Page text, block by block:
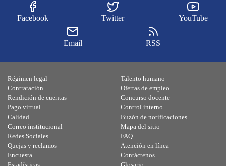
Facebook Twitter YouTube
Email RSS
Régimen legal
Contratación
Rendición de cuentas
Pago virtual
Calidad
Talento humano
Ofertas de empleo
Concurso docente
Control interno
Buzón de notificaciones
Correo institucional
Redes Sociales
Quejas y reclamos
Encuesta
Mapa del sitio
FAQ
Atención en línea
Contáctenos